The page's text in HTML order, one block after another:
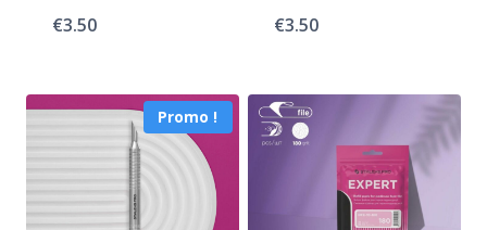
€3.50 €3.50
Promo !